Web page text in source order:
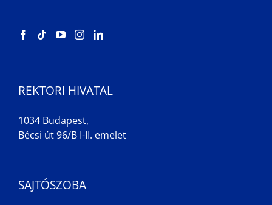
REKTORI HIVATAL
1034 Budapest,
Bécsi út 96/B I-II. emelet
SAJTÓSZOBA